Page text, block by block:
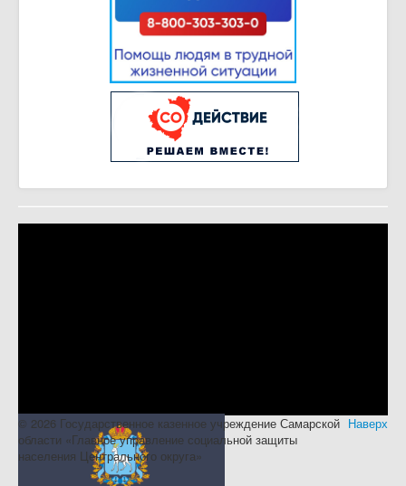
Наверх
© 2026 Государственное казенное учреждение Самарской
области «Главное управление социальной защиты
населения Центрального округа»